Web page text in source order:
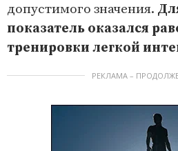
допустимого значения.
показатель оказался
тренировки легкой
РЕКЛАМА –